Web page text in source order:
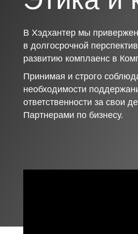
В Хэдхантер мы
в долгосрочной
развитию комплаенс в
Принимая и строго
необходимости
ответственности за свои
Партнерами по бизнесу.